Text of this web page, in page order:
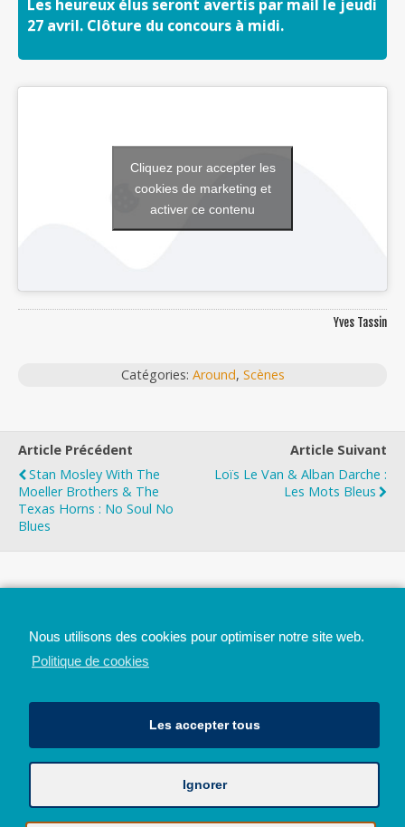
Les heureux élus seront avertis par mail le jeudi
27 avril. Clôture du concours à midi.
Cliquez pour accepter les
cookies de marketing et
activer ce contenu
Yves Tassin
Catégories: Around, Scènes
Article Précédent
Stan Mosley With The
Moeller Brothers & The
Texas Horns : No Soul No
Blues
Article Suivant
Loïs Le Van & Alban Darche :
Les Mots Bleus
Avec le soutien de la Province de Liège
Nous utilisons des cookies pour optimiser notre site web.
Politique de cookies
Les accepter tous
Ignorer